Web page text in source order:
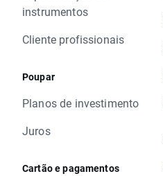
instrumentos
Cliente profissionais
Poupar
Planos de investimento
Juros
Cartão e pagamentos